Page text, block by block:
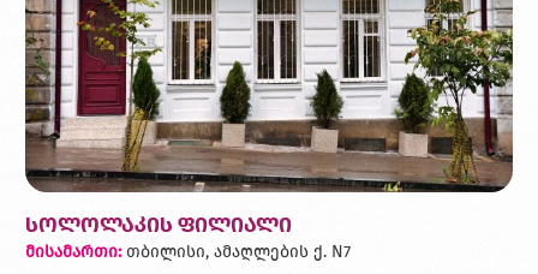
სოლოლაკის ფილიალი
მისამართი: თბილისი, ამაღლების ქ. N7